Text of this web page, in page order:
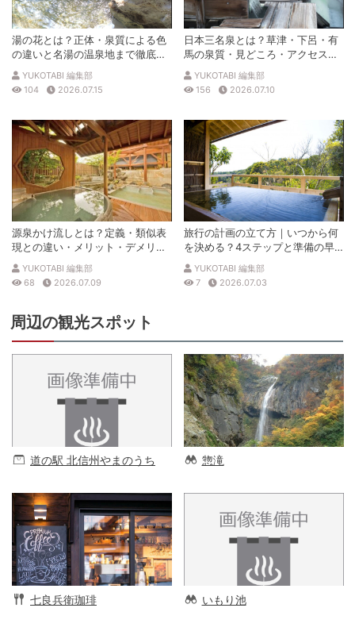
湯の花とは？正体・泉質による色
の違いと名湯の温泉地まで徹底解
説
YUKOTABI 編集部
104
2026.07.15
日本三名泉とは？草津・下呂・有
馬の泉質・見どころ・アクセスを
徹底解説
YUKOTABI 編集部
156
2026.07.10
源泉かけ流しとは？定義・類似表
現との違い・メリット・デメリッ
トを解説
YUKOTABI 編集部
68
2026.07.09
旅行の計画の立て方｜いつから何
を決める？4ステップと準備の早
見表
YUKOTABI 編集部
7
2026.07.03
周辺の観光スポット
道の駅 北信州やまのうち 惣滝
七良兵衛珈琲 いもり池